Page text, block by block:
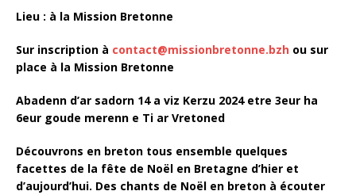
Lieu : à la Mission Bretonne
Sur inscription à contact@missionbretonne.bzh ou sur
place à la Mission Bretonne
Abadenn d’ar sadorn 14 a viz Kerzu 2024 etre 3eur ha
6eur goude merenn e Ti ar Vretoned
Découvrons en breton tous ensemble quelques
facettes de la fête de Noël en Bretagne d’hier et
d’aujourd’hui. Des chants de Noël en breton à écouter